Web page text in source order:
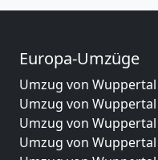
Europa-Umzüge
Umzug von
Umzug von
Umzug von
Umzug von